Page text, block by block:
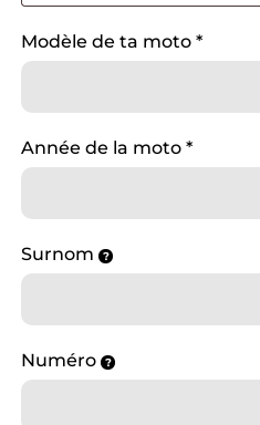
Modèle de ta moto *
Année de la moto *
Surnom
Numéro